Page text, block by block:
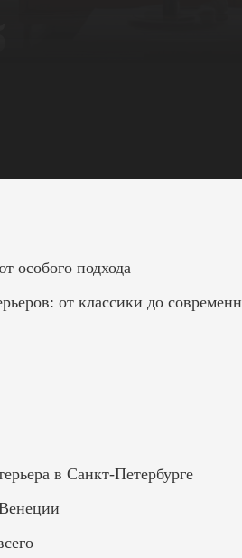
особого подхода
от классики до
в Санкт-Петербурге